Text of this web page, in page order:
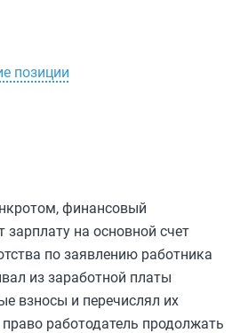
позиции
финансовый
на основной счет
по заявлению работника
из заработной платы
взносы и перечислял их
работодатель продолжать